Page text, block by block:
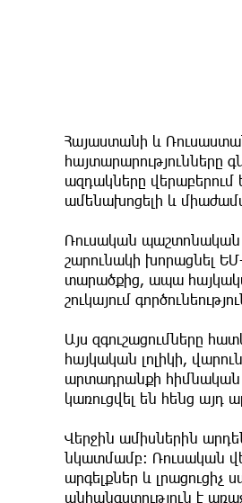
Հայաստանի և
հայտարարությունները
ազդակները
ամենախոցելի և
Ռուսական պաշտոնական
շարունակի խորացնել
տարածքից, ապա
շուկայում
Այս զգուշացումները
հայկական լոլիկի,
արտադրանքի հիմնական
կառուցվել են հենց
Վերջին ամիսներին
նկատմամբ։ Ռուսական
արգելքներ և
անհանգստություն է